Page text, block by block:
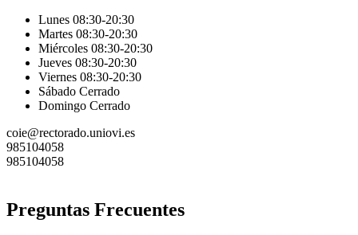
Lunes 08:30-20:30
Martes 08:30-20:30
Miércoles 08:30-20:30
Jueves 08:30-20:30
Viernes 08:30-20:30
Sábado Cerrado
Domingo Cerrado
coie@rectorado.uniovi.es
985104058
985104058
Preguntas Frecuentes